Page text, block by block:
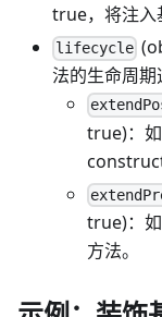
true，将注入
lifecycle
法的生命周期
true)：
construct
true)：
方法。